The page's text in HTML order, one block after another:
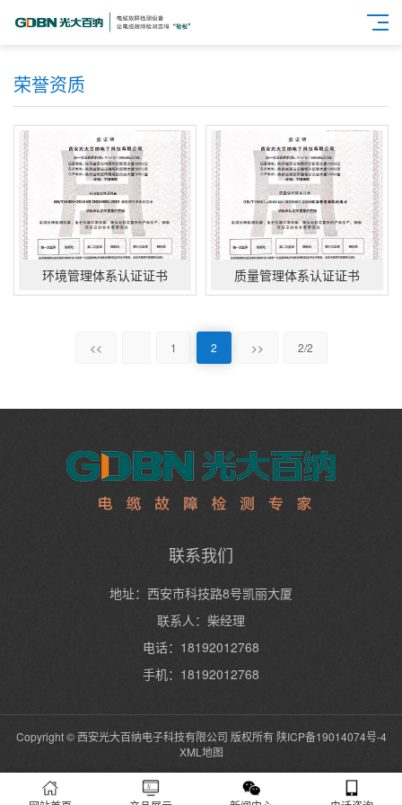
荣誉资质
环境管理体系认证证书 质量管理体系认证证书
<< 1 2 >> 2/2
联系我们
地址：西安市科技路8号凯丽大厦
联系人：柴经理
电话：18192012768
手机：18192012768
Copyright © 西安光大百纳电子科技有限公司 版权所有 陕ICP备19014074号-4
XML地图